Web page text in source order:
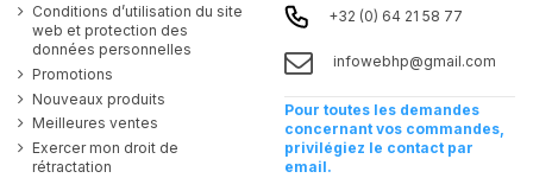
Conditions d’utilisation du site
web et protection des
données personnelles
Promotions
Nouveaux produits
Meilleures ventes
Exercer mon droit de
rétractation
+32 (0) 64 21 58 77
infowebhp@gmail.com
Pour toutes les demandes
concernant vos commandes,
privilégiez le contact par
email.